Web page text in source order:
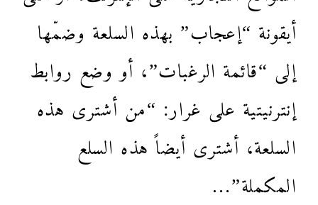
أيقونة “إعجاب” بهذه السلعة وضمّها
إلى “قائمة الرغبات”، أو وضع روابط
إنترنيتية على غرار: “من أشترى هذه
السلعة، أشترى أيضاً هذه السلع
المكملة”…